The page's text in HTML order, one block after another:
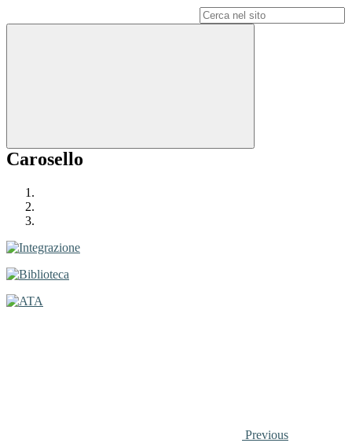
Carosello
Previous